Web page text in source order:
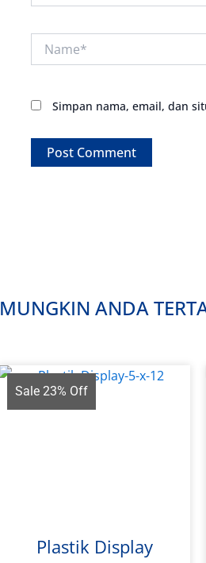
Simpan nama, email, dan
MUNGKIN ANDA
Sale 23% Off
Plastik Display